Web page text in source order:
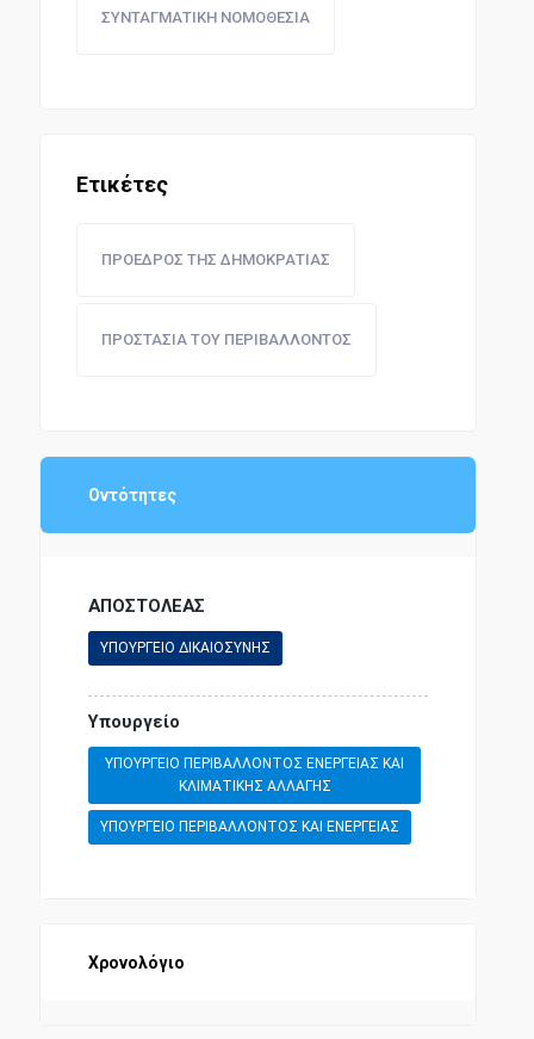
ΣΥΝΤΑΓΜΑΤΙΚΗ ΝΟΜΟΘΕΣΙΑ
Ετικέτες
ΠΡΟΕΔΡΟΣ ΤΗΣ ΔΗΜΟΚΡΑΤΙΑΣ
ΠΡΟΣΤΑΣΙΑ ΤΟΥ ΠΕΡΙΒΑΛΛΟΝΤΟΣ
Οντότητες
ΑΠΟΣΤΟΛΕΑΣ
ΥΠΟΥΡΓΕΙΟ ΔΙΚΑΙΟΣΥΝΗΣ
Υπουργείο
ΥΠΟΥΡΓΕΙΟ ΠΕΡΙΒΑΛΛΟΝΤΟΣ ΕΝΕΡΓΕΙΑΣ ΚΑΙ
ΚΛΙΜΑΤΙΚΗΣ ΑΛΛΑΓΗΣ
ΥΠΟΥΡΓΕΙΟ ΠΕΡΙΒΑΛΛΟΝΤΟΣ ΚΑΙ ΕΝΕΡΓΕΙΑΣ
Χρονολόγιο